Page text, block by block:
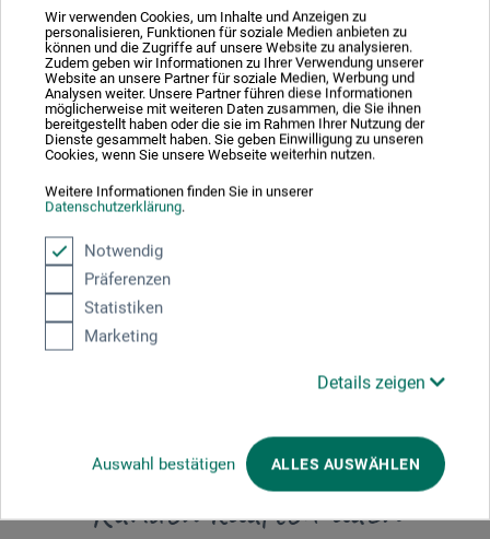
Wir verwenden Cookies, um Inhalte und Anzeigen zu
personalisieren, Funktionen für soziale Medien anbieten zu
können und die Zugriffe auf unsere Website zu analysieren.
Zudem geben wir Informationen zu Ihrer Verwendung unserer
Website an unsere Partner für soziale Medien, Werbung und
Analysen weiter. Unsere Partner führen diese Informationen
möglicherweise mit weiteren Daten zusammen, die Sie ihnen
bereitgestellt haben oder die sie im Rahmen Ihrer Nutzung der
Dienste gesammelt haben. Sie geben Einwilligung zu unseren
Cookies, wenn Sie unsere Webseite weiterhin nutzen.
Weitere Informationen finden Sie in unserer
Datenschutzerklärung.
Notwendig
Präferenzen
Statistiken
Marketing
Details zeigen
Auswahl bestätigen ALLES AUSWÄHLEN
Hersteller-Kontakt
Hier finden Sie die Kontaktdaten des Herstellers zu
diesem Produkt.
Tombow Pen & Pencil GmbH
Waldecker Str. 10
64546 Mörfelden-Walldorf
DEUTSCHLAND
Kunden kauften auch